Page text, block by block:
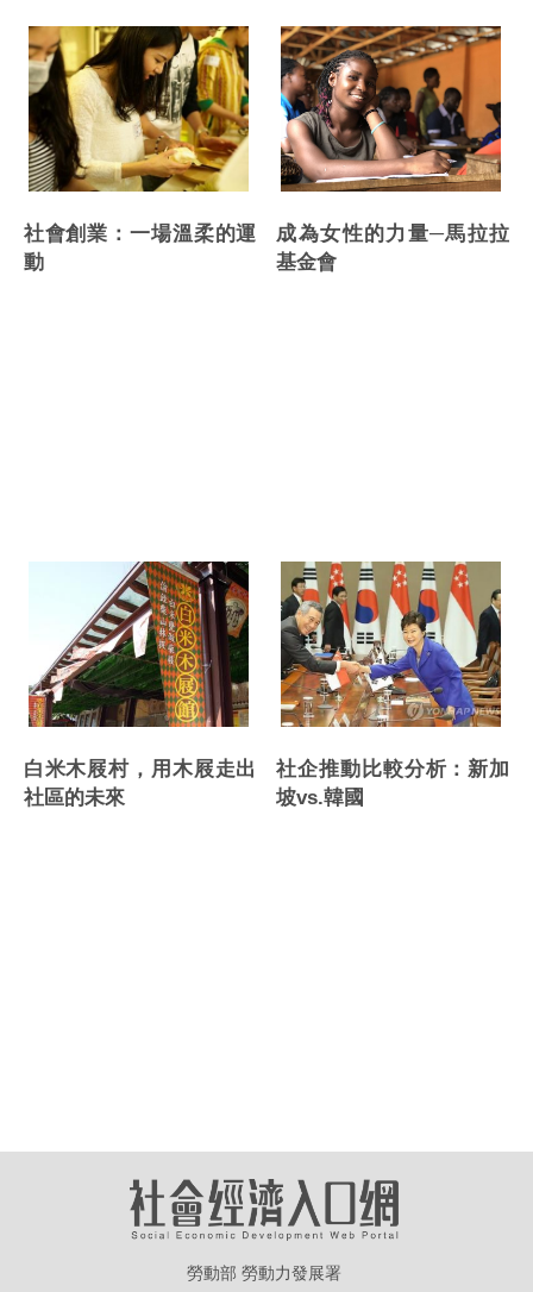
社會創業：一場溫柔的運
動
成為女性的力量─馬拉拉
基金會
白米木屐村，用木屐走出
社區的未來
社企推動比較分析：新加
坡vs.韓國
勞動部 勞動力發展署